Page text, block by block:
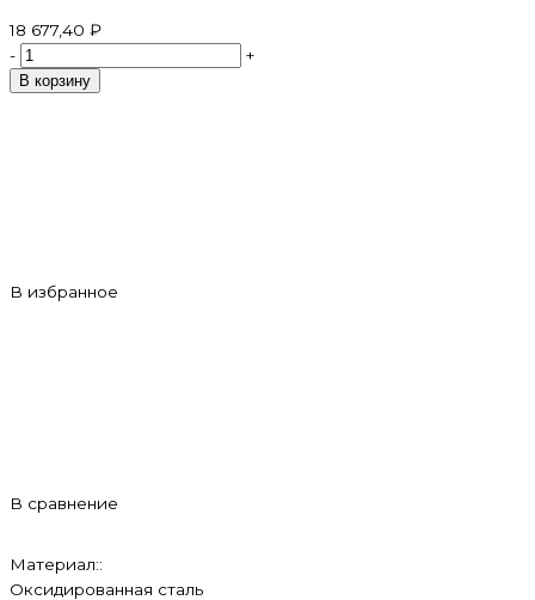
18 677,40 ₽
-
+
В корзину
В избранное
В сравнение
Материал::
Оксидированная сталь